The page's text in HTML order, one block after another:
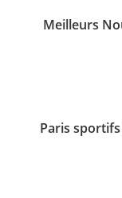
Meilleurs
Paris